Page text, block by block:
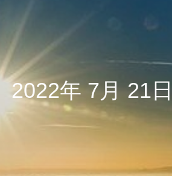
2022年 7月 21